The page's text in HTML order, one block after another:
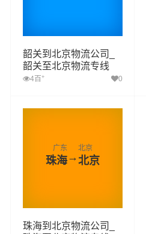
韶关到北京物流公司_
韶关至北京物流专线
4百 + 0
广东
珠海→
北京
北京
珠海到北京物流公司_